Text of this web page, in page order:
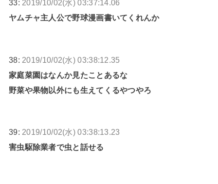
33: 2019/10/02(水) 03:37:14.06
ヤムチャ主人公で野球漫画書いてくれんか
38: 2019/10/02(水) 03:38:12.35
家庭菜園はなんか見たことあるな
野菜や果物以外にも生えてくるやつやろ
39: 2019/10/02(水) 03:38:13.23
害虫駆除業者で虫と話せる